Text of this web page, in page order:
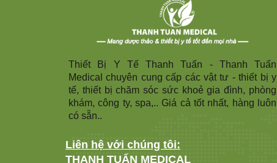
Thiết Bị Y Tế Thanh Tuấn - Thanh Tuấn
Medical chuyên cung cấp các vật tư - thiết bị y
tế, thiết bị chăm sóc sức khoẻ gia đình, phòng
khám, công ty, spa,.. Giá cả tốt nhất, hàng luôn
có sẵn..
Liên hệ với chúng tôi:
THANH TUẤN MEDICAL